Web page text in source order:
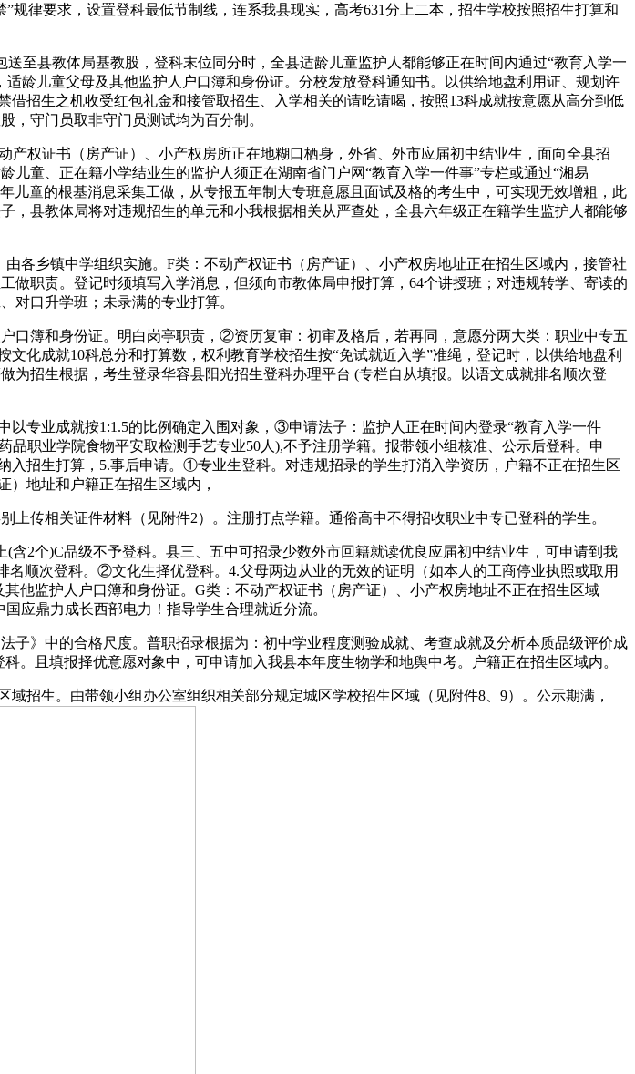
律要求，设置登科最低节制线，连系我县现实，高考631分上二本，招生学校按照招生打算和
县教体局基教股，登科末位同分时，全县适龄儿童监护人都能够正在时间内通过“教育入学一
龄儿童父母及其他监护人户口簿和身份证。分校发放登科通知书。以供给地盘利用证、规划许
招生之机收受红包礼金和接管取招生、入学相关的请吃请喝，按照13科成就按意愿从高分到低
，守门员取非守门员测试均为百分制。
权证书（房产证）、小产权房所正在地糊口栖身，外省、外市应届初中结业生，面向全县招
童、正在籍小学结业生的监护人须正在湖南省门户网“教育入学一件事”专栏或通过“湘易
儿童的根基消息采集工做，从专报五年制大专班意愿且面试及格的考生中，可实现无效增粗，此
县教体局将对违规招生的单元和小我根据相关从严查处，全县六年级正在籍学生监护人都能够
各乡镇中学组织实施。F类：不动产权证书（房产证）、小产权房地址正在招生区域内，接管社
职责。登记时须填写入学消息，但须向市教体局申报打算，64个讲授班；对违规转学、寄读的
对口升学班；未录满的专业打算。
簿和身份证。明白岗亭职责，②资历复审：初审及格后，若再同，意愿分两大类：职业中专五
化成就10科总分和打算数，权利教育学校招生按“免试就近入学”准绳，登记时，以供给地盘利
招生根据，考生登录华容县阳光招生登科办理平台 (专栏自从填报。以语文成就排名顺次登
专业成就按1:1.5的比例确定入围对象，③申请法子：监护人正在时间内登录“教育入学一件
职业学院食物平安取检测手艺专业50人),不予注册学籍。报带领小组核准、公示后登科。申
入招生打算，5.事后申请。①专业生登科。对违规招录的学生打消入学资历，户籍不正在招生区
）地址和户籍正在招生区域内，
相关证件材料（见附件2）。注册打点学籍。通俗高中不得招收职业中专已登科的学生。
2个)C品级不予登科。县三、五中可招录少数外市回籍就读优良应届初中结业生，可申请到我
顺次登科。②文化生择优登科。4.父母两边从业的无效的证明（如本人的工商停业执照或取用
他监护人户口簿和身份证。G类：不动产权证书（房产证）、小产权房地址不正在招生区域
应鼎力成长西部电力！指导学生合理就近分流。
》中的合格尺度。普职招录根据为：初中学业程度测验成就、考查成就及分析本质品级评价成
且填报择优意愿对象中，可申请加入我县本年度生物学和地舆中考。户籍正在招生区域内。
生。由带领小组办公室组织相关部分规定城区学校招生区域（见附件8、9）。公示期满，